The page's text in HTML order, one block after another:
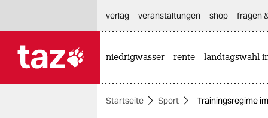
themen
verlag
veranstaltungen shop fragen
niedrigwasser rente landtagswahl
Startseite Sport Trainingsregime